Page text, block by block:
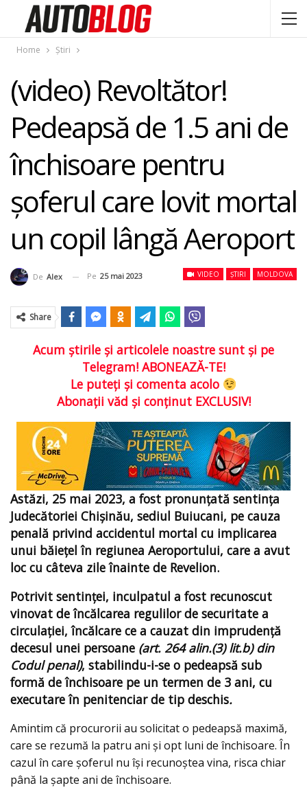
Home Știri
(video) Revoltător!
Pedeapsă de 1.5 ani de
închisoare pentru
șoferul care lovit mortal
un copil lângă Aeroport
VIDEO ȘTIRI MOLDOVA
De Alex Pe 25 mai 2023
Share
Acum ştirile şi articolele noastre sunt şi pe
Telegram! ABONEAZĂ-TE!
Le puteţi şi comenta acolo
Abonaţii văd şi conţinut EXCLUSIV!
Astăzi, 25 mai 2023, a fost pronunțată sentința
Judecătoriei Chișinău, sediul Buiucani, pe cauza
penală privind accidentul mortal cu implicarea
unui băieţel în regiunea Aeroportului, care a avut
loc cu câteva zile înainte de Revelion.
Potrivit sentinței, inculpatul a fost recunoscut
vinovat de încălcarea regulilor de securitate a
circulaţiei, încălcare ce a cauzat din imprudenţă
decesul unei persoane (art. 264 alin.(3) lit.b) din
Codul penal), stabilindu-i-se o pedeapsă sub
formă de închisoare pe un termen de 3 ani, cu
executare în penitenciar de tip deschis.
Amintim că procurorii au solicitat o pedeapsă maximă,
care se rezumă la patru ani și opt luni de închisoare. În
cazul în care șoferul nu își recunoștea vina, risca chiar
până la șapte ani de închisoare.